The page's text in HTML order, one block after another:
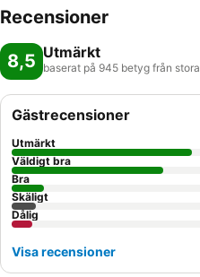
Recensioner
8,5 Utmärkt
baserat på 945 betyg från stora
Gästrecensioner
Utmärkt
Väldigt bra
Bra
Skäligt
Dålig
Visa recensioner